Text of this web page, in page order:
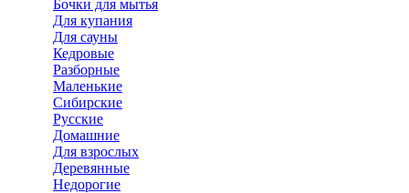
Бочки для мытья
Для купания
Для сауны
Кедровые
Разборные
Маленькие
Сибирские
Русские
Домашние
Для взрослых
Деревянные
Недорогие